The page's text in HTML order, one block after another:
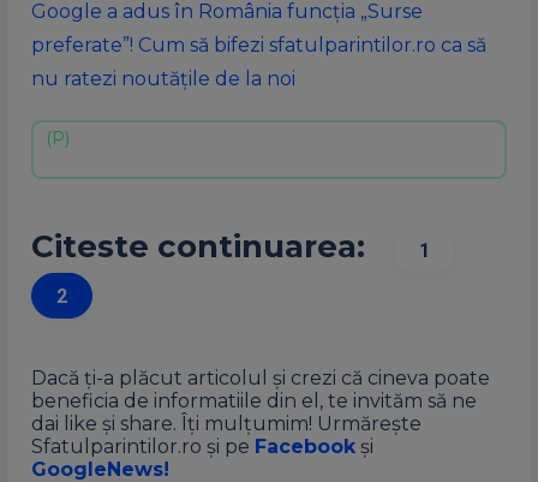
Google a adus în România funcția „Surse
preferate”! Cum să bifezi sfatulparintilor.ro ca să
nu ratezi noutățile de la noi
Citeste continuarea:
1
2
Dacă ți-a plăcut articolul și crezi că cineva poate
beneficia de informatiile din el, te invităm să ne
dai like și share. Îți mulțumim! Urmărește
Sfatulparintilor.ro și pe Facebook și
GoogleNews!